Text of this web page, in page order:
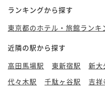
ランキングから探す
東京都のホテル・旅館ランキ
近隣の駅から探す
高田馬場駅
東新宿駅 新大
代々木駅
千駄ヶ谷駅 吉祥